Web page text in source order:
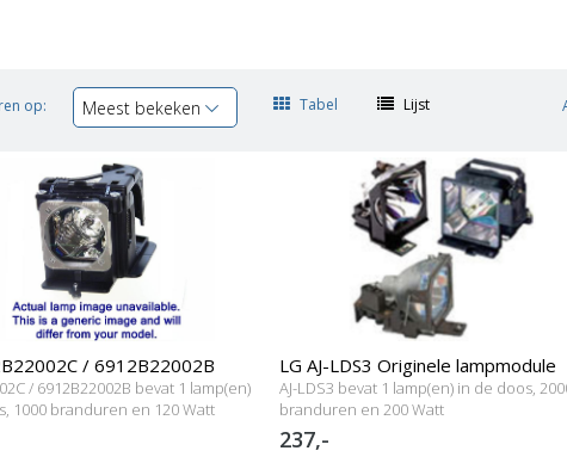
op: Meest bekeken Tabel Lijst
/ 6912B22002B
met behuizing
/ 6912B22002B bevat 1 lamp(en)
1000 branduren en 120 Watt
LG AJ-LDS3 Originele lampmodule
AJ-LDS3 bevat 1 lamp(en) in de doos,
branduren en 200 Watt
237,-